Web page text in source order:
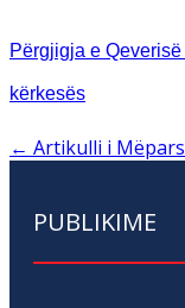
Përgjigja e
kërkesës
← Artikulli i
PUBLIKIME